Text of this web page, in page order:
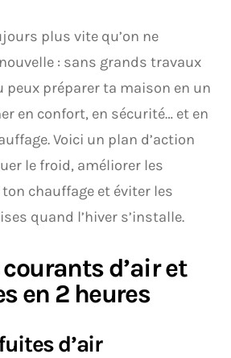
plus vite qu’on ne
: sans grands travaux
peux préparer ta maison en un
en confort, en sécurité… et en
Voici un plan d’action
le froid, améliorer les
chauffage et éviter les
quand l’hiver s’installe.
d’air et
en 2 heures
d’air